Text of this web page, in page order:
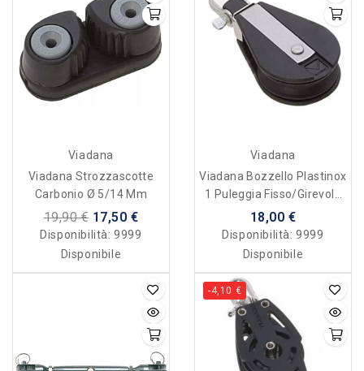
Viadana
Viadana Strozzascotte
Carbonio Ø 5/14 Mm
19,90 € 17,50 €
Disponibilità:9999
Disponibile
Viadana
Viadana Bozzello Plastinox
1 Puleggia Fisso/girevole
10x45 Mm
18,00 €
Disponibilità:9999
Disponibile
-4,10 €